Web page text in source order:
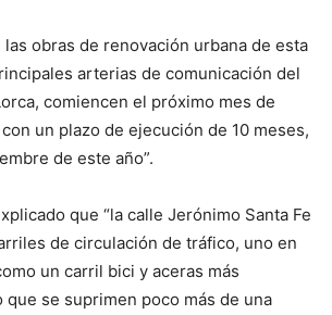
las obras de renovación urbana de esta
arterias de comunicación del
comiencen el próximo mes de
un plazo de ejecución de 10 meses,
de este año”.
que “la calle Jerónimo Santa Fe
de circulación de tráfico, uno en
un carril bici y aceras más
que se suprimen poco más de una